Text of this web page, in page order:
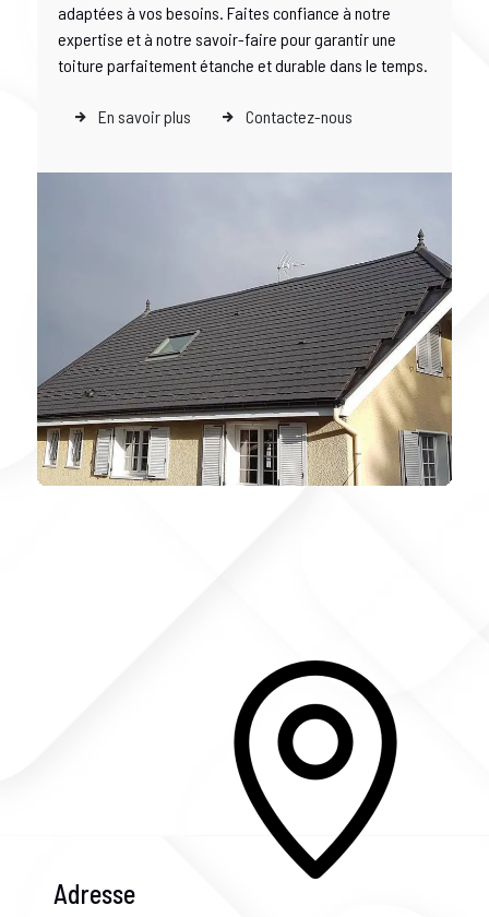
adaptées à vos besoins. Faites confiance à notre
expertise et à notre savoir-faire pour garantir une
toiture parfaitement étanche et durable dans le temps.
En savoir plus Contactez-nous
Adresse